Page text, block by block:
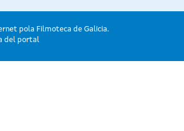
pola Filmoteca de Galicia.
del portal